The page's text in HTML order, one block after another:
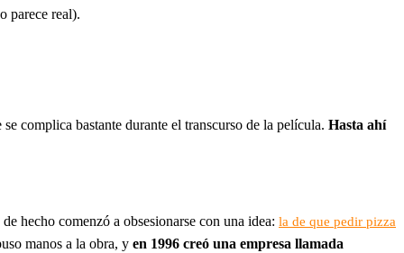
parece real).
complica bastante durante el transcurso de la película. Hasta ahí
hecho comenzó a obsesionarse con una idea: la de que pedir pizza
manos a la obra, y en 1996 creó una empresa llamada